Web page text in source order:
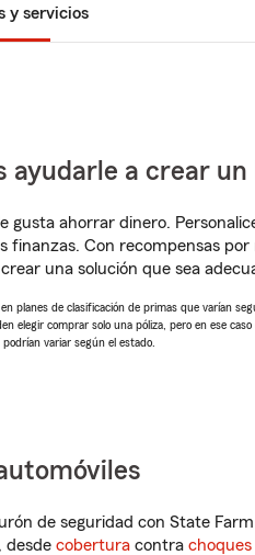
y servicios
ayudarle a crear un
gusta ahorrar dinero.
finanzas. Con recompensas
una solución que sea
planes de clasificación de primas que varían
elegir comprar solo una póliza, pero en ese
variar según el estado.
de seguridad con State
desde cobertura contra choques